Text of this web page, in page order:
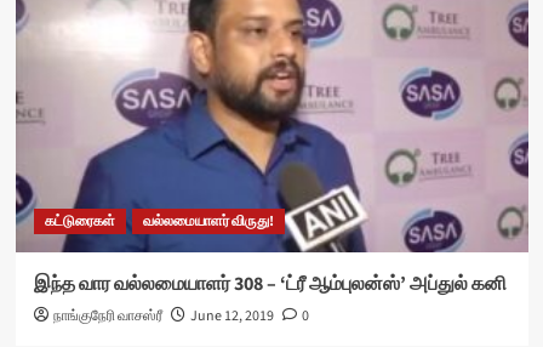
கட்டுரைகள் வல்லமையாளர் விருது!
இந்த வார வல்லமையாளர் 308 – ‘ட்ரீ ஆம்புலன்ஸ்’ அப்துல் கனி
நாங்குநேரி வாசஸ்ரீ June 12, 2019 0